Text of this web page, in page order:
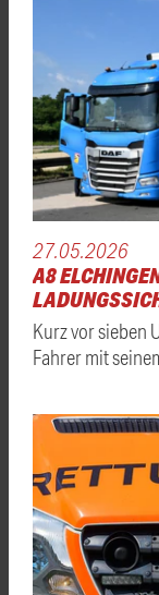
27.05.2026
A8
Kurz vor sieben
Fahrer mit